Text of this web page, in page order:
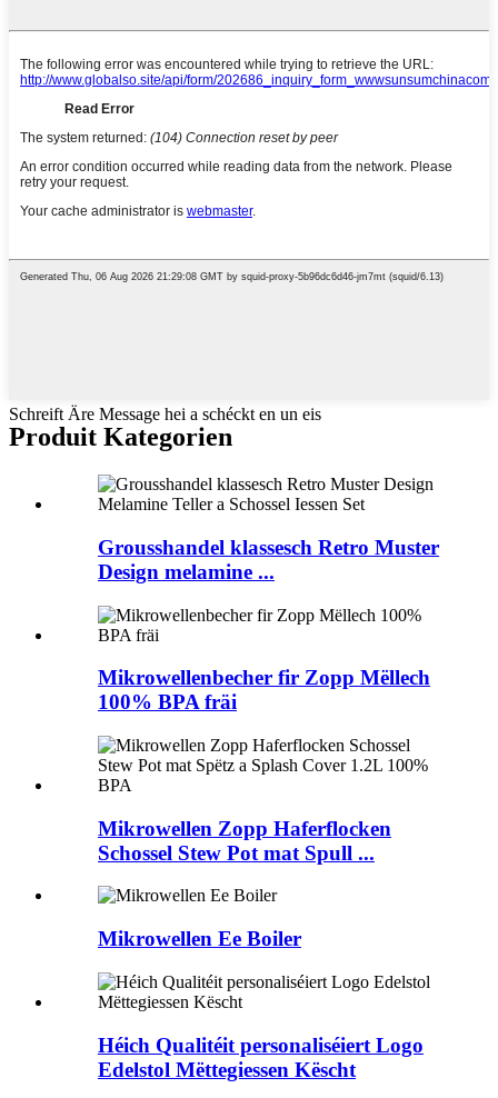
Schreift Äre Message hei a schéckt en un eis
Produit Kategorien
Grousshandel klassesch Retro Muster
Design melamine ...
Mikrowellenbecher fir Zopp Mëllech
100% BPA fräi
Mikrowellen Zopp Haferflocken
Schossel Stew Pot mat Spull ...
Mikrowellen Ee Boiler
Héich Qualitéit personaliséiert Logo
Edelstol Mëttegiessen Këscht